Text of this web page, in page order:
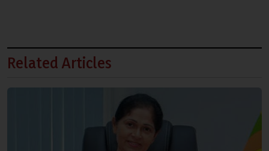
Related Articles